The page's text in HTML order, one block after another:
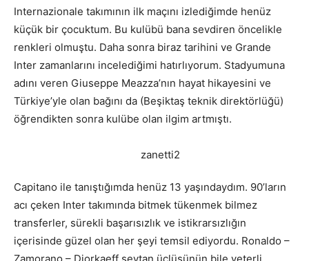
Internazionale takımının ilk maçını izlediğimde henüz
küçük bir çocuktum. Bu kulübü bana sevdiren öncelikle
renkleri olmuştu. Daha sonra biraz tarihini ve Grande
Inter zamanlarını incelediğimi hatırlıyorum. Stadyumuna
adını veren Giuseppe Meazza’nın hayat hikayesini ve
Türkiye’yle olan bağını da (Beşiktaş teknik direktörlüğü)
öğrendikten sonra kulübe olan ilgim artmıştı.
Capitano ile tanıştığımda henüz 13 yaşındaydım. 90’ların
acı çeken Inter takımında bitmek tükenmek bilmez
transferler, sürekli başarısızlık ve istikrarsızlığın
içerisinde güzel olan her şeyi temsil ediyordu. Ronaldo –